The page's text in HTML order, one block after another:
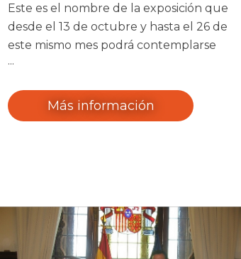
Este es el nombre de la exposición que
desde el 13 de octubre y hasta el 26 de
este mismo mes podrá contemplarse
en el Centro Cultural "San León" en
20:00 de lunes a viernes.
Más información